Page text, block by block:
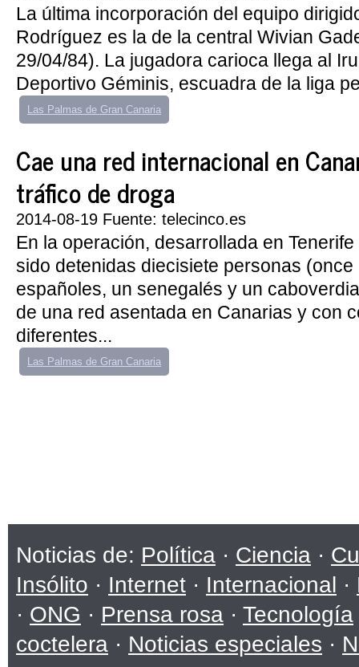
La última incorporación del equipo
Rodríguez es la de la central Wivian
29/04/84). La jugadora carioca llega al
Deportivo Géminis, escuadra de la liga
Las Palmas de Gran Canaria
Cae una red internacional en
tráfico de droga
2014-08-19 Fuente: telecinco.es
En la operación, desarrollada en
sido detenidas diecisiete personas
españoles, un senegalés y un
de una red asentada en Canarias y con
diferentes...
Las Palmas de Gran Canaria
Noticias de: Política · Ciencia ·
Insólito · Internet · Internacional ·
· ONG · Prensa rosa · Tecnología
coctelera · Noticias especiales ·